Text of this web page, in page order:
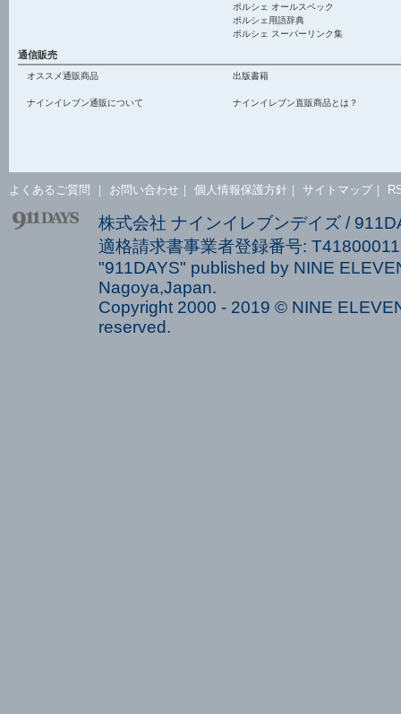
ポルシェ オールスペック
ポルシェ用語辞典
ポルシェ スーパーリンク集
通信販売
オススメ通販商品 出版書籍
ナインイレブン通販について ナインイレブン直販商品とは？
よくあるご質問 お問い合わせ 個人情報保護方針 サイトマップ｜
株式会社 ナインイレブンデイズ /
適格請求書事業者登録番号:
"911DAYS" published by NINE
Nagoya,Japan.
Copyright 2000 - 2019 © NINE
reserved.